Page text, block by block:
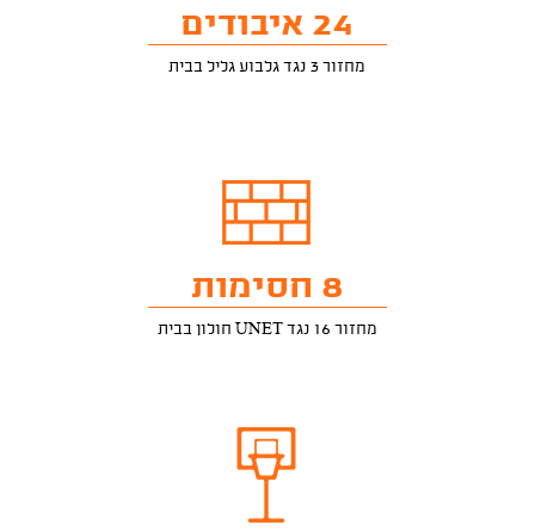
24 איבודים
מחזור 3 נגד גלבוע גליל בבית
8 חסימות
מחזור 16 נגד UNET חולון בבית